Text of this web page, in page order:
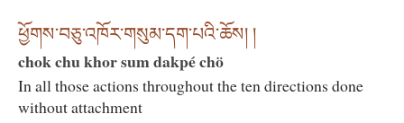
ཕྱོགས་བཅུ་འཁོར་གསུམ་དག་པའི་ཆོས། །
chok chu khor sum dakpé chö
In all those actions throughout the ten directions done
without attachment